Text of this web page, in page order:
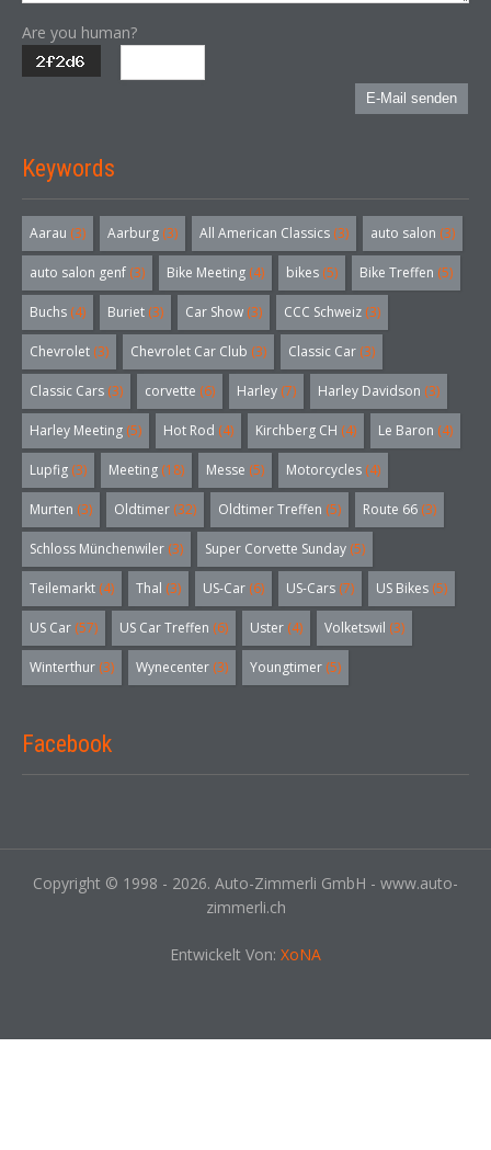
Are you human?
E-Mail senden
Keywords
Aarau (3) Aarburg (3) All American Classics (3) auto salon (3)
auto salon genf (3) Bike Meeting (4) bikes (5) Bike Treffen (5)
Buchs (4) Buriet (3) Car Show (3) CCC Schweiz (3)
Chevrolet (3) Chevrolet Car Club (3) Classic Car (3)
Classic Cars (3) corvette (6) Harley (7) Harley Davidson (3)
Harley Meeting (5) Hot Rod (4) Kirchberg CH (4) Le Baron (4)
Lupfig (3) Meeting (18) Messe (5) Motorcycles (4)
Murten (3) Oldtimer (32) Oldtimer Treffen (5) Route 66 (3)
Schloss Münchenwiler (3) Super Corvette Sunday (5)
Teilemarkt (4) Thal (3) US-Car (6) US-Cars (7) US Bikes (5)
US Car (57) US Car Treffen (6) Uster (4) Volketswil (3)
Winterthur (3) Wynecenter (3) Youngtimer (5)
Facebook
Copyright © 1998 - 2026. Auto-Zimmerli GmbH - www.auto-
zimmerli.ch
Entwickelt Von: XoNA